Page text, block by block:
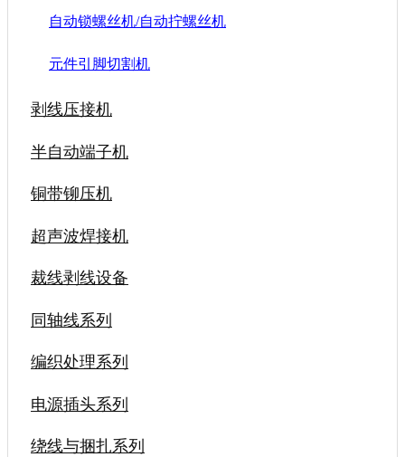
自动锁螺丝机/自动拧螺丝机
元件引脚切割机
剥线压接机
半自动端子机
铜带铆压机
超声波焊接机
裁线剥线设备
同轴线系列
编织处理系列
电源插头系列
绕线与捆扎系列